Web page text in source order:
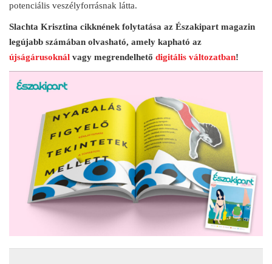
potenciális veszélyforrásnak látta.
Slachta Krisztina cikknének folytatása az Északipart magazin
legújabb számában olvasható, amely kapható az
újságárusoknál vagy megrendelhető digitális változatban!